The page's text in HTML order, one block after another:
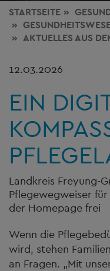
STARTSEITE
AKTUELLES AUS
12.03.2026
EIN
Landkreis Freyung-
Pflegewegweiser
der Homepage frei
Wenn die
wird, stehen
an Fragen. „Mit